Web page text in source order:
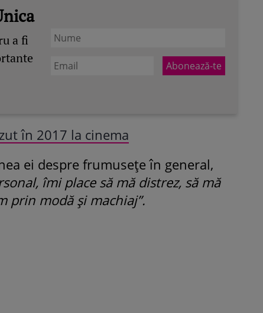
a fi
în 2017 la cinema
ei despre frumusețe în general,
îmi place să mă distrez, să mă
prin modă și machiaj”.
ROMÂNEŞTI